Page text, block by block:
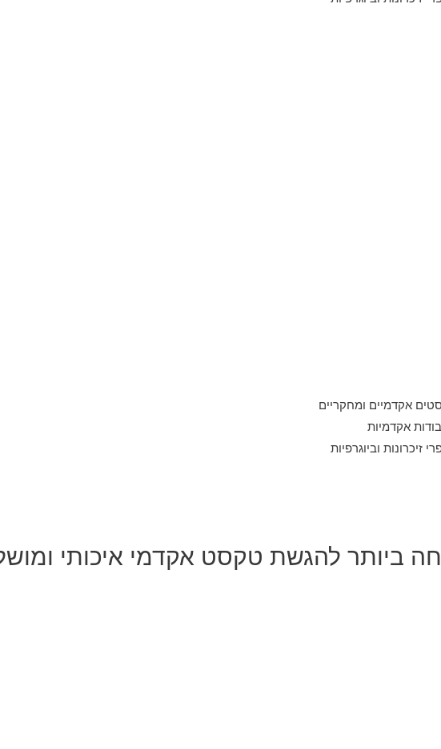
אקדמיים ומחקריים
זיכרונות וביוגרפיות
ביותר להגשת טקסט אקדמי איכותי